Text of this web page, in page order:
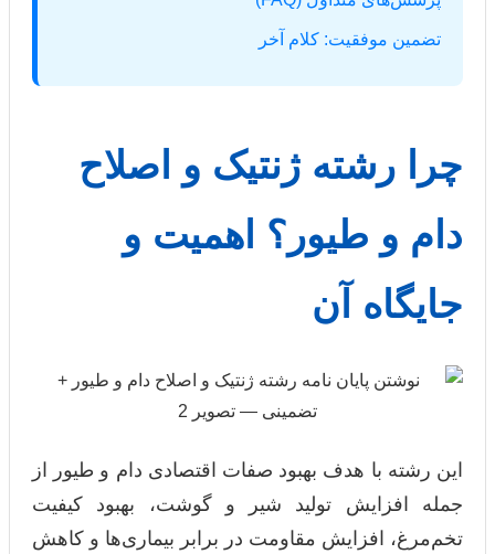
تضمین موفقیت: کلام آخر
چرا رشته ژنتیک و اصلاح
دام و طیور؟ اهمیت و
جایگاه آن
این رشته با هدف بهبود صفات اقتصادی دام و طیور از
جمله افزایش تولید شیر و گوشت، بهبود کیفیت
تخم‌مرغ، افزایش مقاومت در برابر بیماری‌ها و کاهش